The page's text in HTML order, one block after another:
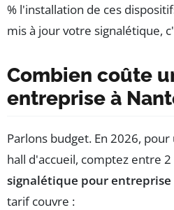
% l'installation de ces
mis à jour votre signalétique,
Combien coûte
entreprise à
Parlons budget. En 2026,
hall d'accueil, comptez entre
signalétique pour entreprise
tarif couvre :